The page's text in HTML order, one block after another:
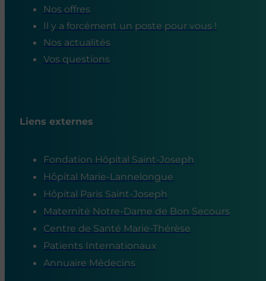
Nos offres
Il y a forcément un poste pour vous !
Nos actualités
Vos questions
Liens externes
Fondation Hôpital Saint-Joseph
Hôpital Marie-Lannelongue
Hôpital Paris Saint-Joseph
Maternité Notre-Dame de Bon Secours
Centre de Santé Marie-Thérèse
Patients Internationaux
Annuaire Médecins